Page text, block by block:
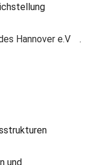
Hannover e.V .
und